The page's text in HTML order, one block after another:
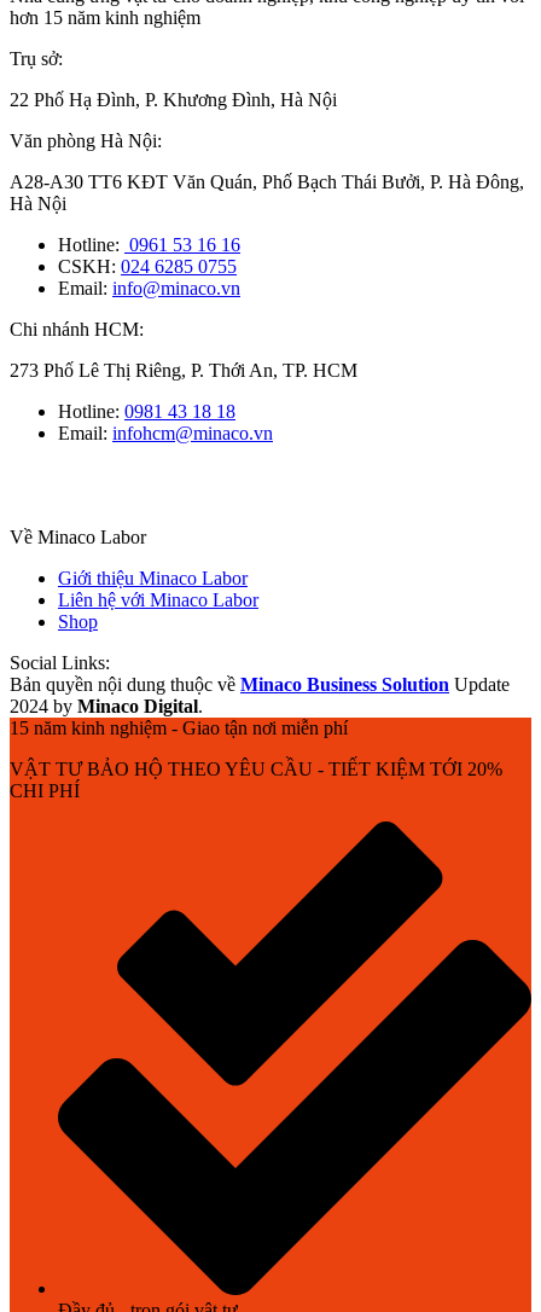
hơn 15 năm kinh nghiệm
Trụ sở:
22 Phố Hạ Đình, P. Khương Đình, Hà Nội
Văn phòng Hà Nội:
A28-A30 TT6 KĐT Văn Quán, Phố Bạch Thái Bưởi, P. Hà Đông,
Hà Nội
Hotline: 0961 53 16 16
CSKH: 024 6285 0755
Email: info@minaco.vn
Chi nhánh HCM:
273 Phố Lê Thị Riêng, P. Thới An, TP. HCM
Hotline: 0981 43 18 18
Email: infohcm@minaco.vn
Về Minaco Labor
Giới thiệu Minaco Labor
Liên hệ với Minaco Labor
Shop
Social Links:
Bản quyền nội dung thuộc về Minaco Business Solution Update
2024 by Minaco Digital.
15 năm kinh nghiệm - Giao tận nơi miễn phí
VẬT TƯ BẢO HỘ THEO YÊU CẦU - TIẾT KIỆM TỚI 20%
CHI PHÍ